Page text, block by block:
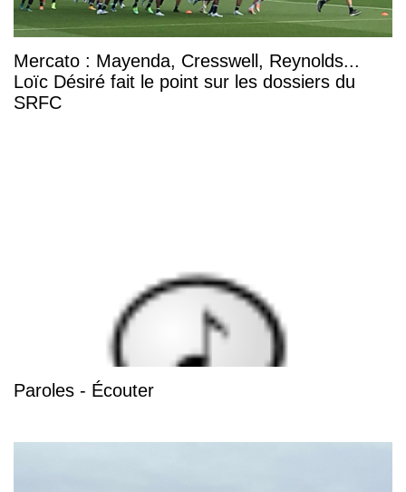
Mercato : Mayenda, Cresswell, Reynolds...
Loïc Désiré fait le point sur les dossiers du
SRFC
Paroles - Écouter